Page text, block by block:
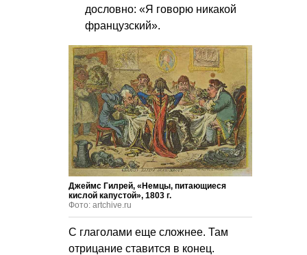
дословно: «Я говорю никакой
французский».
Джеймс Гилрей, «Немцы, питающиеся
кислой капустой», 1803 г.
Фото: artchive.ru
С глаголами еще сложнее. Там
отрицание ставится в конец.